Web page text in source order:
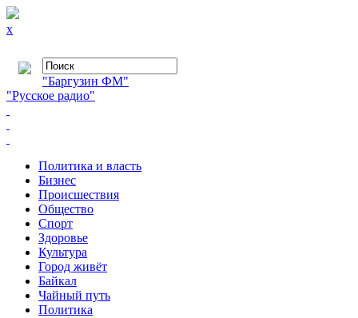
x
"Баргузин ФМ"
"Русское радио"
Политика и власть
Бизнес
Происшествия
Общество
Cпорт
Здоровье
Культура
Город живёт
Байкал
Чайный путь
Политика